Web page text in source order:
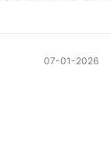
07-01-2026